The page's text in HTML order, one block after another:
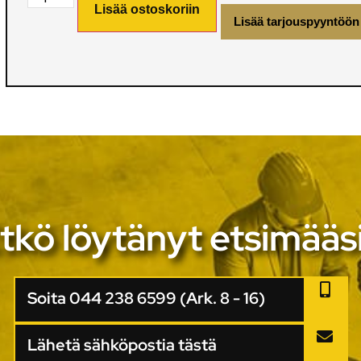
Lisää ostoskoriin
Lisää tarjouspyyntöön
löytänyt
Soita 044 238 6599 (Ark. 8 - 16)
Lähetä sähköpostia tästä